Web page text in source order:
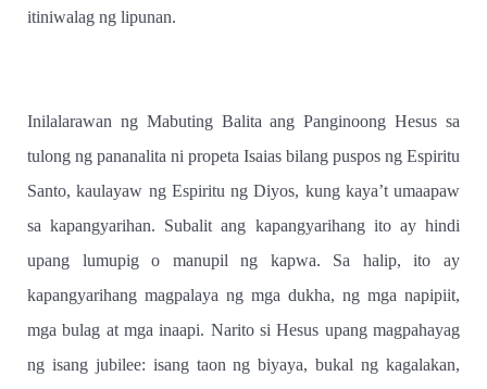
itiniwalag ng lipunan.
Inilalarawan ng Mabuting Balita ang Panginoong Hesus sa
tulong ng pananalita ni propeta Isaias bilang puspos ng Espiritu
Santo, kaulayaw ng Espiritu ng Diyos, kung kaya’t umaapaw
sa kapangyarihan. Subalit ang kapangyarihang ito ay hindi
upang lumupig o manupil ng kapwa. Sa halip, ito ay
kapangyarihang magpalaya ng mga dukha, ng mga napipiit,
mga bulag at mga inaapi. Narito si Hesus upang magpahayag
ng isang jubilee: isang taon ng biyaya, bukal ng kagalakan,